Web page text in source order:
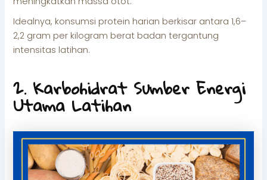
Idealnya, konsumsi protein harian berkisar antara 1,6–
2,2 gram per kilogram berat badan tergantung
intensitas latihan.
2. Karbohidrat Sumber Energi
Utama Latihan